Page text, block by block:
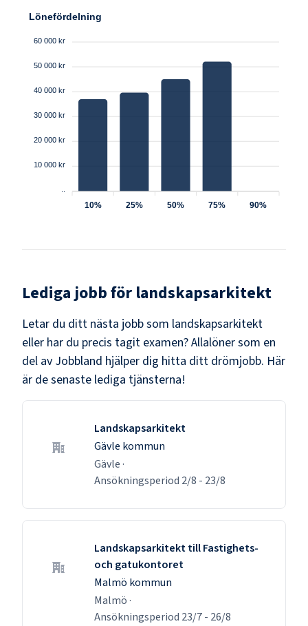
Lönefördelning
60 000 kr
50 000 kr
40 000 kr
30 000 kr
20 000 kr
10 000 kr
10% 25% 50% 75% 90%
Lediga jobb för landskapsarkitekt
Letar du ditt nästa jobb som landskapsarkitekt
eller har du precis tagit examen? Allalöner som en
del av Jobbland hjälper dig hitta ditt drömjobb. Här
är de senaste lediga tjänsterna!
Landskapsarkitekt
Gävle kommun
Gävle ·
Ansökningsperiod 2/8 - 23/8
Landskapsarkitekt till Fastighets-
och gatukontoret
Malmö kommun
Malmö ·
Ansökningsperiod 23/7- 26/8